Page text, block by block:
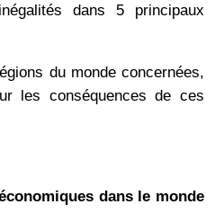
dans 5 principaux
du monde concernées,
les conséquences de ces
dans le monde